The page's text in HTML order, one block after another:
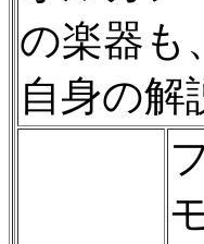
の楽器も
自身の解